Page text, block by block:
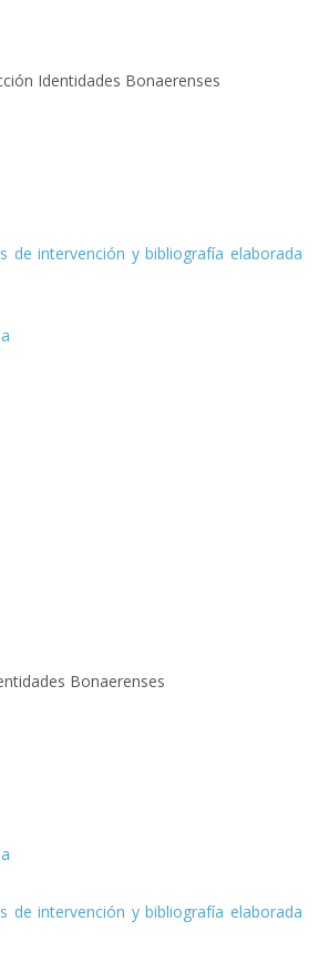
Identidades Bonaerenses
de intervención y bibliografía elaborada
Bonaerenses
de intervención y bibliografía elaborada